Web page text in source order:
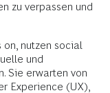
zu verpassen und
nutzen social
und
Sie erwarten von
Experience (UX),